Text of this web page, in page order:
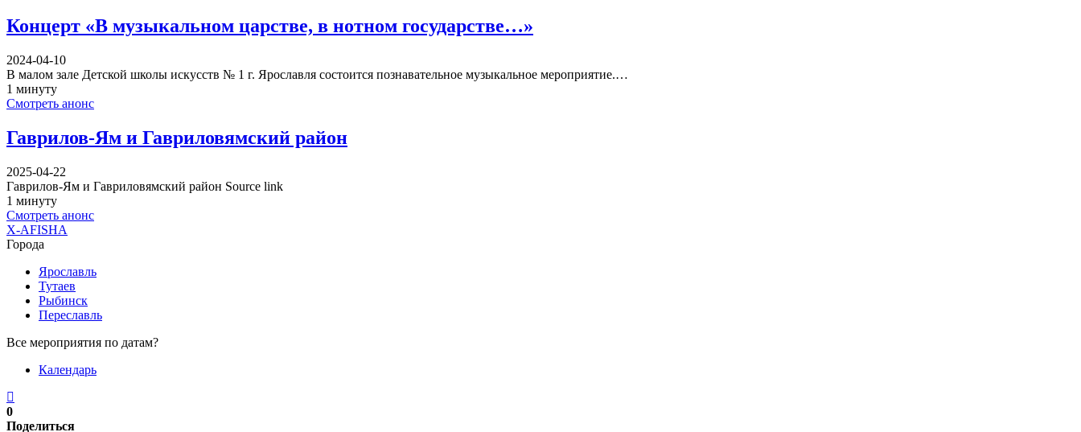
Концерт «В музыкальном царстве, в нотном государстве…»
2024-04-10
В малом зале Детской школы искусств № 1 г. Ярославля состоится познавательное музыкальное мероприятие.…
1 минуту
Смотреть анонс
Гаврилов-Ям и Гавриловямский район
2025-04-22
Гаврилов-Ям и Гавриловямский район Source link
1 минуту
Смотреть анонс
X-AFISHA
Города
Ярославль
Тутаев
Рыбинск
Переславль
Все мероприятия по датам?
Календарь
0
Поделиться